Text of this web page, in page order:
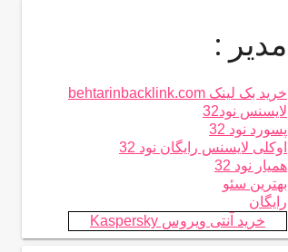
مدیر :
خرید بک لینک behtarinbacklink.com
لایسنس نود32
پسورد نود 32
اوکلی لایسنس رایگان نود 32
همیار نود 32
بهترین سئو
رایگان
خرید آنتی ویروس Kaspersky